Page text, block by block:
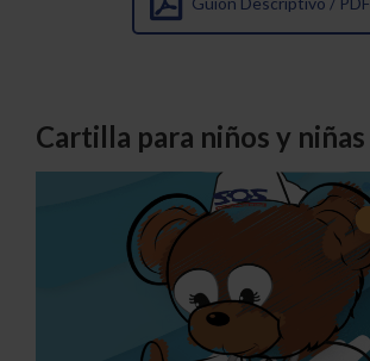
Cartilla para niños y niñas